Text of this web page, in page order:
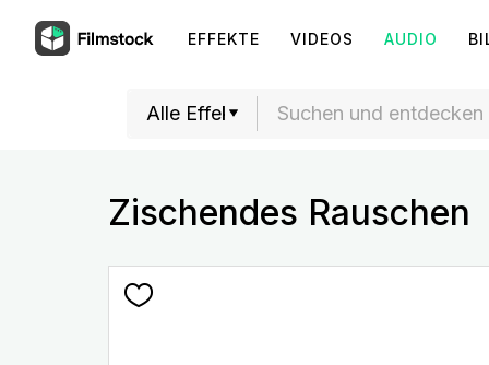
EFFEKTE VIDEOS AUDIO
Zischendes Rauschen